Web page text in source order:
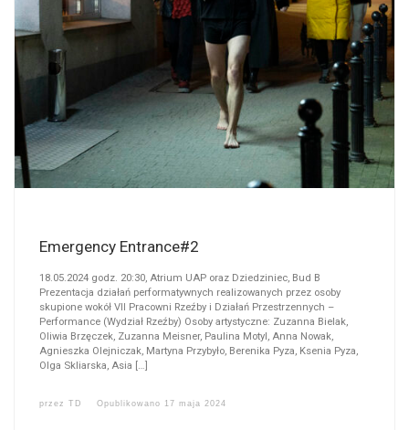
Emergency Entrance#2
18.05.2024 godz. 20:30, Atrium UAP oraz Dziedziniec, Bud B
Prezentacja działań performatywnych realizowanych przez osoby
skupione wokół VII Pracowni Rzeźby i Działań Przestrzennych –
Performance (Wydział Rzeźby) Osoby artystyczne: Zuzanna Bielak,
Oliwia Brzęczek, Zuzanna Meisner, Paulina Motyl, Anna Nowak,
Agnieszka Olejniczak, Martyna Przybyło, Berenika Pyza, Ksenia Pyza,
Olga Skliarska, Asia […]
przezTD Opublikowano 17 maja 2024